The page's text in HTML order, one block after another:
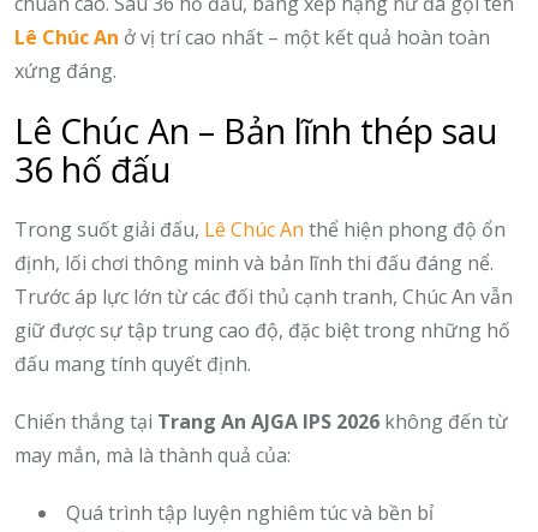
Lê Chúc An ở vị trí cao nhất – một kết quả hoàn toàn
xứng đáng.
Lê Chúc An – Bản lĩnh thép sau
36 hố đấu
Trong suốt giải đấu, Lê Chúc An thể hiện phong độ ổn
định, lối chơi thông minh và bản lĩnh thi đấu đáng nể.
Trước áp lực lớn từ các đối thủ cạnh tranh, Chúc An vẫn
giữ được sự tập trung cao độ, đặc biệt trong những hố
đấu mang tính quyết định.
Chiến thắng tại Trang An AJGA IPS 2026 không đến từ
may mắn, mà là thành quả của:
Quá trình tập luyện nghiêm túc và bền bỉ